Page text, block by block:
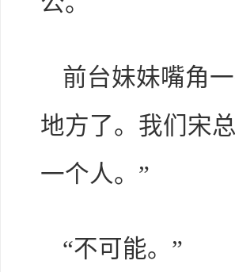
前台妹妹嘴角
地方了。我们宋
一个人。”
“不可能。”